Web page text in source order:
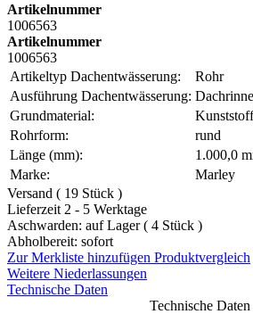
Artikelnummer
1006563
Artikelnummer
1006563
Artikeltyp Dachentwässerung:
Rohr
Ausführung Dachentwässerung:
Grundmaterial:
Kunststoff
Rohrform:
rund
Länge (mm):
1.000,0
Marke:
Marley
Versand ( 19 Stück )
Lieferzeit 2 - 5 Werktage
Aschwarden: auf Lager ( 4 Stück )
Abholbereit: sofort
Zur Merkliste hinzufügen Produktvergleich
Weitere Niederlassungen
Technische Daten
Technische Daten